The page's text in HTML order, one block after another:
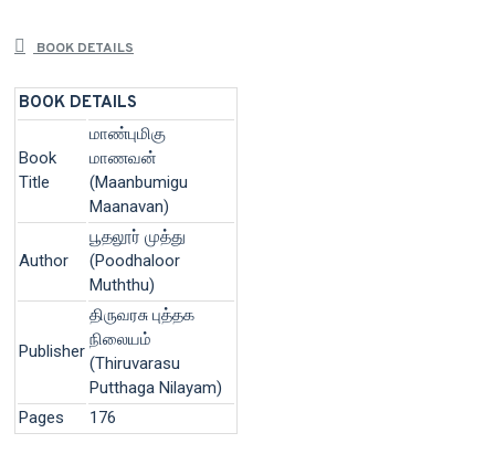
BOOK DETAILS
BOOK DETAILS
Book
Title
மாண்புமிகு
மாணவன்
(Maanbumigu
Maanavan)
Author
பூதலூர் முத்து
(Poodhaloor
Muththu)
Publisher
திருவரசு புத்தக
நிலையம்
(Thiruvarasu
Putthaga Nilayam)
Pages
176